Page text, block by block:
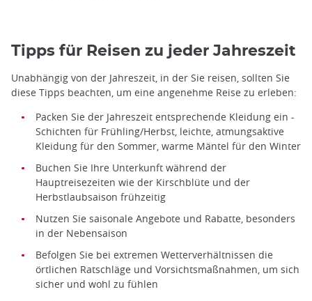
Tipps für Reisen zu jeder Jahreszeit
Unabhängig von der Jahreszeit, in der Sie reisen, sollten Sie
diese Tipps beachten, um eine angenehme Reise zu erleben:
Packen Sie der Jahreszeit entsprechende Kleidung ein -
Schichten für Frühling/Herbst, leichte, atmungsaktive
Kleidung für den Sommer, warme Mäntel für den Winter
Buchen Sie Ihre Unterkunft während der
Hauptreisezeiten wie der Kirschblüte und der
Herbstlaubsaison frühzeitig
Nutzen Sie saisonale Angebote und Rabatte, besonders
in der Nebensaison
Befolgen Sie bei extremen Wetterverhältnissen die
örtlichen Ratschläge und Vorsichtsmaßnahmen, um sich
sicher und wohl zu fühlen